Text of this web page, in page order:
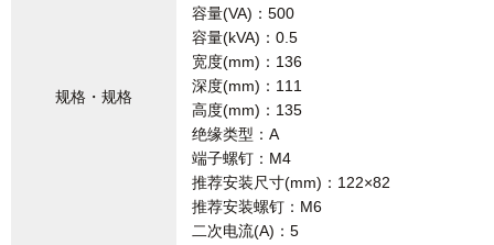
规格・规格
容量(VA)：500
容量(kVA)：0.5
宽度(mm)：136
深度(mm)：111
高度(mm)：135
绝缘类型：A
端子螺钉：M4
推荐安装尺寸(mm)：122×82
推荐安装螺钉：M6
二次电流(A)：5